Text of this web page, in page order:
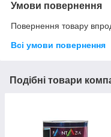
Умови повернення
Повернення товару
Всі умови повернення
Подібні товари